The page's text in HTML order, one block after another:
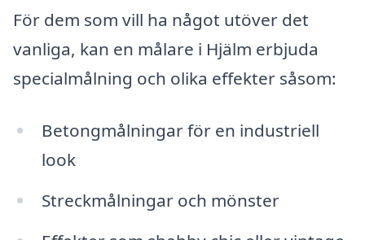
För dem som vill ha något utöver det
vanliga, kan en målare i Hjälm erbjuda
specialmålning och olika effekter såsom:
Betongmålningar för en industriell
look
Streckmålningar och mönster